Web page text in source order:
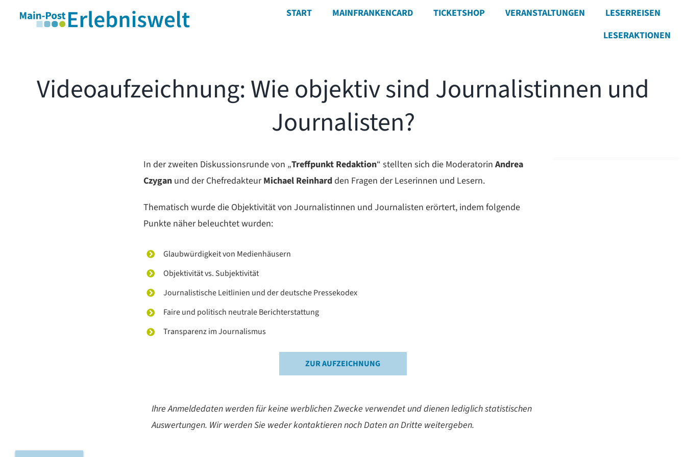
START MAINFRANKENCARD TICKETSHOP VERANSTALTUNGEN
LESERREISEN
LESERAKTIONEN
Videoaufzeichnung: Wie objektiv sind Journalistinnen und
Journalisten?
In der zweiten Diskussionsrunde von „Treffpunkt Redaktion“ stellten sich die ModeratorinAndrea
Czygan und der ChefredakteurMichael Reinhard den Fragen der Leserinnen und Lesern.
Thematisch wurde die Objektivität von Journalistinnen und Journalisten erörtert, indem folgende
Punkte näher beleuchtet wurden:
Glaubwürdigkeit von Medienhäusern
Objektivität vs. Subjektivität
Journalistische Leitlinien und der deutsche Pressekodex
Faire und politisch neutrale Berichterstattung
Transparenz im Journalismus
ZUR AUFZEICHNUNG
Ihre Anmeldedaten werden für keine werblichen Zwecke verwendet und dienen lediglich statistischen
Auswertungen. Wir werden Sie weder kontaktieren noch Daten an Dritte weitergeben.